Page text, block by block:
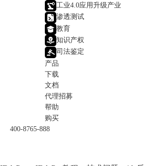
工业4.0应用升级产业
渗透测试
教育
知识产权
司法鉴定
产品
下载
文档
代理招募
帮助
购买
400-8765-888